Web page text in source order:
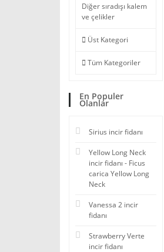
Diğer sıradışı kalem
ve çelikler
Üst Kategori
Tüm Kategoriler
En Populer
Olanlar
Sirius incir fidanı
Yellow Long Neck
incir fidanı - Ficus
carica Yellow Long
Neck
Vanessa 2 incir
fidanı
Strawberry Verte
incir fidanı